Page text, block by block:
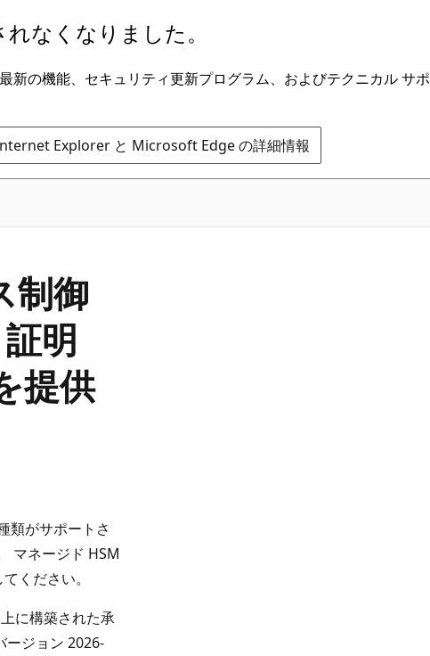
なくなりました。
の機能、セキュリティ更新プログラム、およびテクニカル サポ
Explorer と Microsoft Edge の詳細情報
制御
明
提供
類がサポートさ
マネージド HSM
ください。
上に構築された承
ージョン 2026-